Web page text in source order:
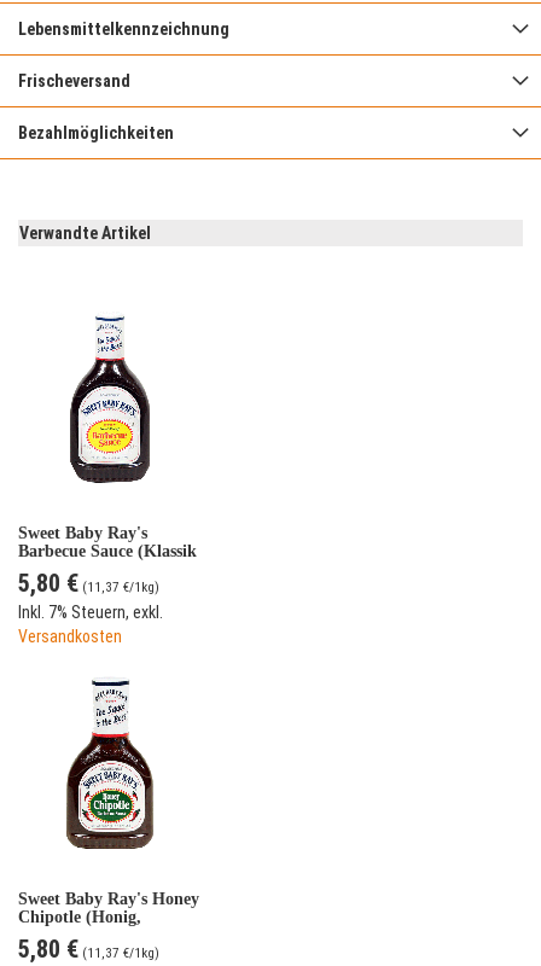
Lebensmittelkennzeichnung
Frischeversand
Bezahlmöglichkeiten
Verwandte Artikel
Sweet Baby Ray's
Barbecue Sauce (Klassik
- 510 g)
5,80 € (11,37 €/1kg)
Inkl. 7% Steuern, exkl.
Versandkosten
Sweet Baby Ray's Honey
Chipotle (Honig,
Paprika) BBQ Sauce
(510 g)
5,80 € (11,37 €/1kg)